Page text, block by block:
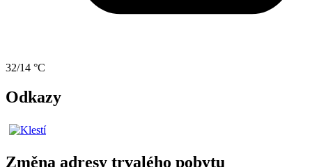
32/14 °C
Odkazy
Změna adresy trvalého pobytu